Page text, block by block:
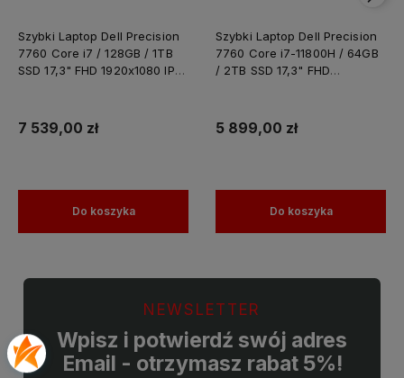
Szybki Laptop Dell Precision
7760 Core i7 / 128GB / 1TB
SSD 17,3" FHD 1920x1080 IPS
Laptop do Grafiki
Projektowania
7 539,00 zł
Do koszyka
Szybki Laptop Dell Precision
7760 Core i7-11800H / 64GB
/ 2TB SSD 17,3" FHD
11 PRO / Laptop do Grafiki
Projektowania
5 899,00 zł
Do koszyka
NEWSLETTER
Wpisz i potwierdź swój adres
Email - otrzymasz rabat 5%!